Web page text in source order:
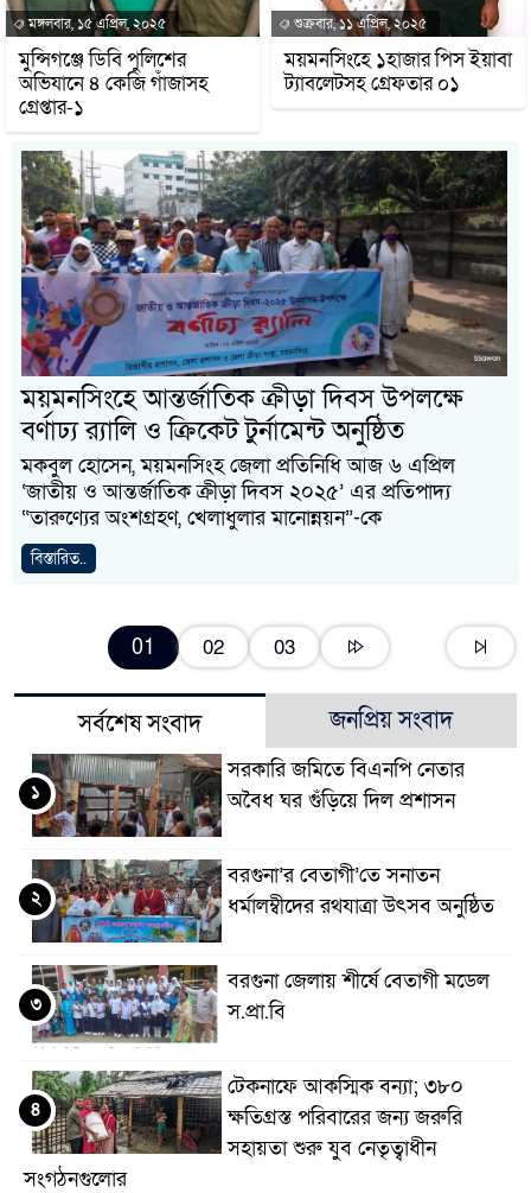
মঙ্গলবার, ১৫ এপ্রিল, ২০২৫
মুন্সিগঞ্জে ডিবি পুলিশের
অভিযানে ৪ কেজি গাঁজাসহ
গ্রেপ্তার-১
শুক্রবার, ১১ এপ্রিল, ২০২৫
ময়মনসিংহে ১হাজার পিস ইয়াবা
ট্যাবলেটসহ গ্রেফতার ০১
ময়মনসিংহে আন্তর্জাতিক ক্রীড়া দিবস উপলক্ষে
বর্ণাঢ্য র‍্যালি ও ক্রিকেট টুর্নামেন্ট অনুষ্ঠিত
মকবুল হোসেন, ময়মনসিংহ জেলা প্রতিনিধি আজ ৬ এপ্রিল
‘জাতীয় ও আন্তর্জাতিক ক্রীড়া দিবস ২০২৫’ এর প্রতিপাদ্য
“তারুণ্যের অংশগ্রহণ, খেলাধুলার মানোন্নয়ন”-কে
বিস্তারিত..
01 02 03
সর্বশেষ সংবাদ জনপ্রিয় সংবাদ
সরকারি জমিতে বিএনপি নেতার
অবৈধ ঘর গুঁড়িয়ে দিল প্রশাসন
১
বরগুনা’র বেতাগী’তে সনাতন
ধর্মালম্বীদের রথযাত্রা উৎসব অনুষ্ঠিত
২
বরগুনা জেলায় শীর্ষে বেতাগী মডেল
স.প্রা.বি
৩
টেকনাফে আকস্মিক বন্যা; ৩৮০
ক্ষতিগ্রস্ত পরিবারের জন্য জরুরি
সহায়তা শুরু যুব নেতৃত্বাধীন
সংগঠনগুলোর
৪